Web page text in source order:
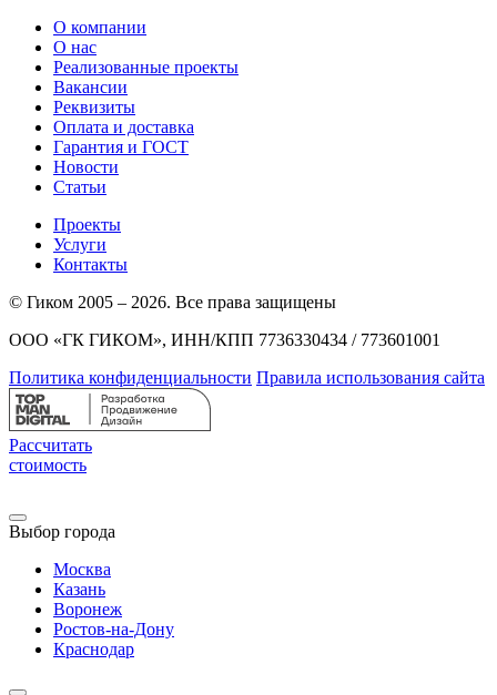
О компании
О нас
Реализованные проекты
Вакансии
Реквизиты
Оплата и доставка
Гарантия и ГОСТ
Новости
Статьи
Проекты
Услуги
Контакты
© Гиком 2005 – 2026. Все права защищены
ООО «ГК ГИКОМ», ИНН/КПП 7736330434 / 773601001
Политика конфиденциальности Правила использования сайта
Рассчитать
стоимость
Выбор города
Москва
Казань
Воронеж
Ростов-на-Дону
Краснодар